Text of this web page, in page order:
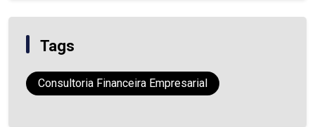
Tags
Consultoria Financeira Empresarial